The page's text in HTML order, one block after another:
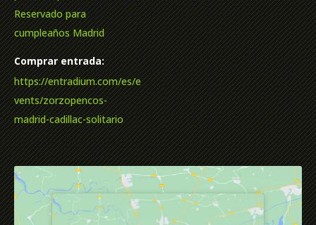
Reservado para
cumpleaños Madrid
Comprar entrada:
https://entradium.com/es/e
vents/zorzopencos-
madrid-cadillac-solitario